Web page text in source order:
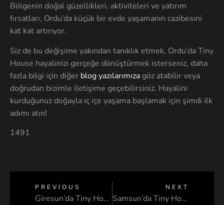
Bölgenin doğal güzellikleri, aktiviteleri ve yatırım
fırsatları, Ordu’da küçük bir evde yaşamanın cazibesini
kat kat artırıyor.
Siz de bu değişime yakından tanıklık etmek, Ordu’da Tiny
House hayalinizi gerçeğe dönüştürmek isterseniz, daha
fazla bilgi için diğer blog yazılarımızagöz atabilir veya
doğrudan bizimle iletişime geçebilirsiniz. Hayalini
kurduğunuz doğayla iç içe yaşama başlamak için şimdi ilk
adımı atın!
1491
PREVIOUS
Giresun’da Tiny House
NEXT
Samsun’da Tiny House